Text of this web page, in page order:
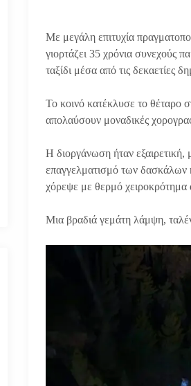
Με μεγάλη επιτυχία
γιορτάζει 35 χρόνια συνεχούς
ταξίδι μέσα από τις δεκαετίες
Το κοινό κατέκλυσε το θέταρο
απολαύσουν μοναδικές
Η διοργάνωση ήταν εξαιρετική,
επαγγελματισμό των
χόρεψε με θερμό χειροκρότημα
Μια βραδιά γεμάτη λάμψη,